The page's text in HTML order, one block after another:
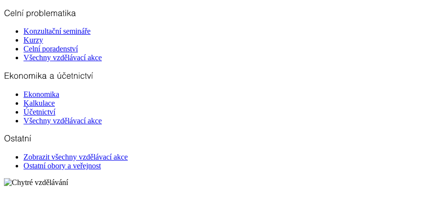
Konzultační semináře
Kurzy
Celní poradenství
Všechny vzdělávací akce
Ekonomika
Kalkulace
Účetnictví
Všechny vzdělávací akce
Zobrazit všechny vzdělávací akce
Ostatní obory a veřejnost